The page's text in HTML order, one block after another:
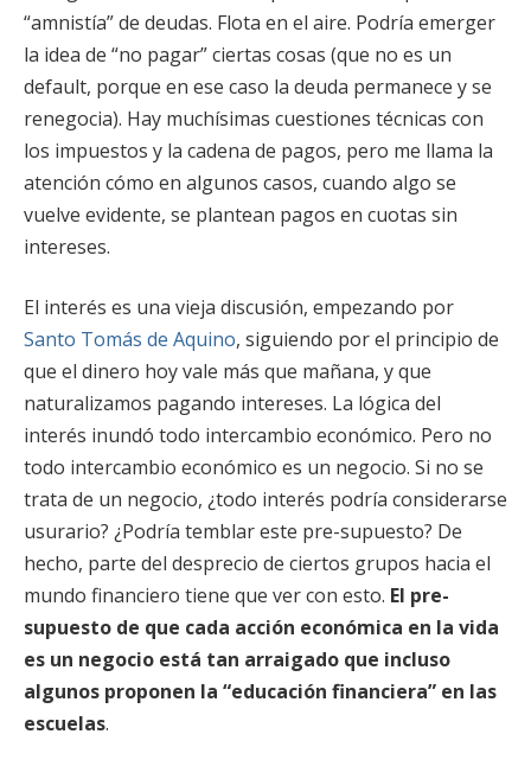
“amnistía” de deudas. Flota en el aire. Podría emerger
la idea de “no pagar” ciertas cosas (que no es un
default, porque en ese caso la deuda permanece y se
renegocia). Hay muchísimas cuestiones técnicas con
los impuestos y la cadena de pagos, pero me llama la
atención cómo en algunos casos, cuando algo se
vuelve evidente, se plantean pagos en cuotas sin
intereses.
El interés es una vieja discusión, empezando por
Santo Tomás de Aquino, siguiendo por el principio de
que el dinero hoy vale más que mañana, y que
naturalizamos pagando intereses. La lógica del
interés inundó todo intercambio económico. Pero no
todo intercambio económico es un negocio. Si no se
trata de un negocio, ¿todo interés podría considerarse
usurario? ¿Podría temblar este pre-supuesto? De
hecho, parte del desprecio de ciertos grupos hacia el
mundo financiero tiene que ver con esto. El pre-
supuesto de que cada acción económica en la vida
es un negocio está tan arraigado que incluso
algunos proponen la “educación financiera” en las
escuelas.